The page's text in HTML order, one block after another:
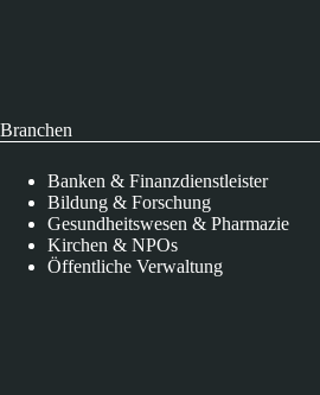
Branchen
Banken & Finanzdienstleister
Bildung & Forschung
Gesundheitswesen & Pharmazie
Kirchen & NPOs
Öffentliche Verwaltung